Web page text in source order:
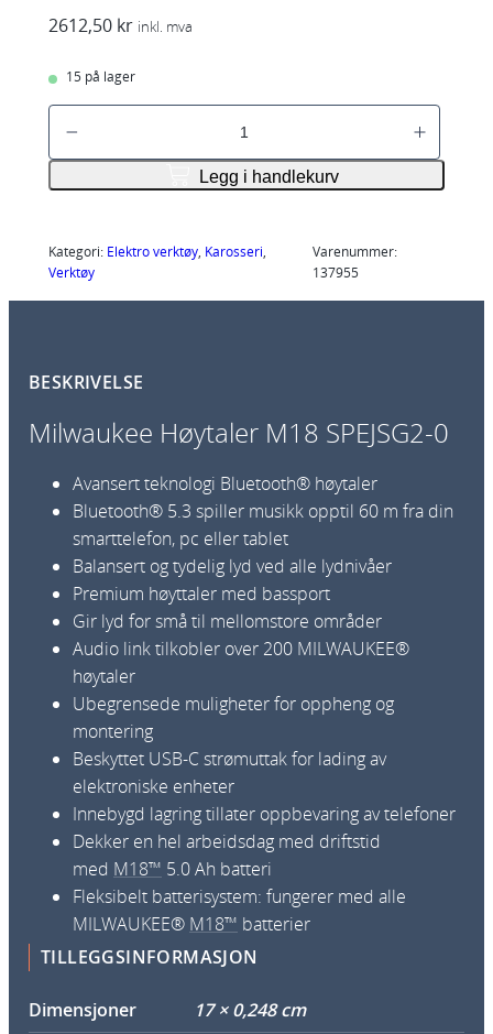
2612,50 kr inkl. mva
15 på lager
M
u
k
ø
y
t
a
r
M
1
8
P
G
2
0
t
l
Legg i handlekurv
Kategori: Elektro verktøy, Karosseri
Verktøy
Varenummer:
137955
BESKRIVELSE
Milwaukee Høytaler M18 SPEJSG2-0
Avansert teknologi Bluetooth® høytaler
Bluetooth® 5.3 spiller musikk opptil 60 m fra din
smarttelefon, pc eller tablet
Balansert og tydelig lyd ved alle lydnivåer
Premium høyttaler med bassport
Gir lyd for små til mellomstore områder
Audio link tilkobler over 200 MILWAUKEE®
høytaler
Ubegrensede muligheter for oppheng og
montering
Beskyttet USB-C strømuttak for lading av
elektroniske enheter
Innebygd lagring tillater oppbevaring av telefoner
Dekker en hel arbeidsdag med driftstid
med M18™ 5.0 Ah batteri
Fleksibelt batterisystem: fungerer med alle
MILWAUKEE® M18™ batterier
TILLEGGSINFORMASJON
Dimensjoner 17 × 0,248 cm